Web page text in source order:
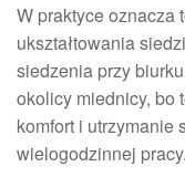
W praktyce oznacza
ukształtowania
siedzenia przy
okolicy miednicy, bo
komfort i utrzymanie
wielogodzinnej pracy.